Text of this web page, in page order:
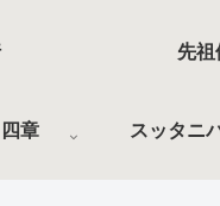
先祖
章 スッタニ